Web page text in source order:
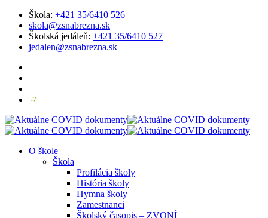
Škola: +421 35/6410 526
skola@zsnabrezna.sk
Školská jedáleň: +421 35/6410 527
jedalen@zsnabrezna.sk
O škole
Škola
Profilácia školy
História školy
Hymna školy
Zamestnanci
Školský časopis – ZVONÍ